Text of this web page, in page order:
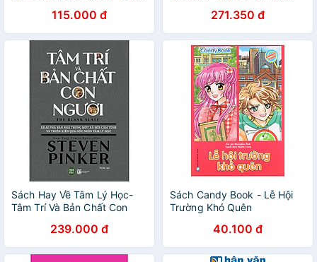
115.000 đ
Những Khúc Mắc Tâm Lí
(Quyển 2)
271.350 đ
Sách Hay Về Tâm Lý Học-
Tâm Trí Và Bản Chất Con
239.000 đ
Sách Candy Book - Lễ Hội
Trường Khó Quên
40.100 đ